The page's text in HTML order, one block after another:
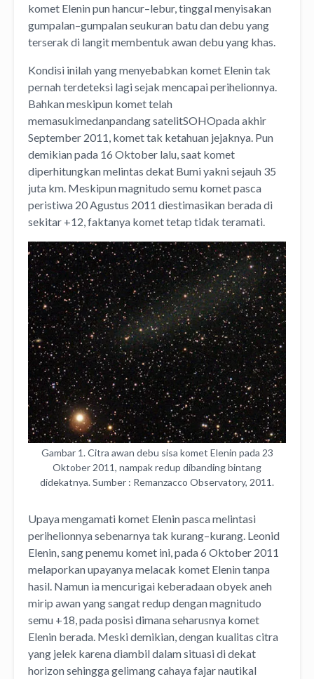
komet Elenin pun hancur–lebur, tinggal menyisakan
gumpalan–gumpalan seukuran batu dan debu yang
terserak di langit membentuk awan debu yang khas.
Kondisi inilah yang menyebabkan komet Elenin tak
pernah terdeteksi lagi sejak mencapai perihelionnya.
Bahkan meskipun komet telah
memasukimedanpandang satelitSOHOpada akhir
September 2011, komet tak ketahuan jejaknya. Pun
demikian pada 16 Oktober lalu, saat komet
diperhitungkan melintas dekat Bumi yakni sejauh 35
juta km. Meskipun magnitudo semu komet pasca
peristiwa 20 Agustus 2011 diestimasikan berada di
sekitar +12, faktanya komet tetap tidak teramati.
Gambar 1. Citra awan debu sisa komet Elenin pada 23
Oktober 2011, nampak redup dibanding bintang
didekatnya. Sumber : Remanzacco Observatory, 2011.
Upaya mengamati komet Elenin pasca melintasi
perihelionnya sebenarnya tak kurang–kurang. Leonid
Elenin, sang penemu komet ini, pada 6 Oktober 2011
melaporkan upayanya melacak komet Elenin tanpa
hasil. Namun ia mencurigai keberadaan obyek aneh
mirip awan yang sangat redup dengan magnitudo
semu +18, pada posisi dimana seharusnya komet
Elenin berada. Meski demikian, dengan kualitas citra
yang jelek karena diambil dalam situasi di dekat
horizon sehingga gelimang cahaya fajar nautikal